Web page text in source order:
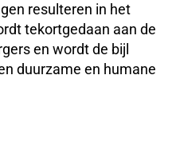
resulteren in het
tekortgedaan aan de
en wordt de bijl
duurzame en humane